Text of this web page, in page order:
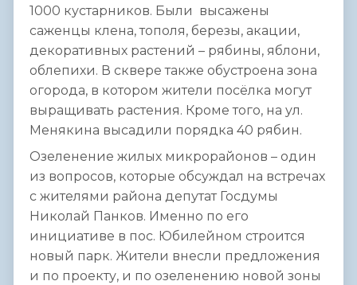
1000 кустарников. Были высажены
саженцы клена, тополя, березы, акации,
декоративных растений – рябины, яблони,
облепихи. В сквере также обустроена зона
огорода, в котором жители посёлка могут
выращивать растения. Кроме того, на ул.
Менякина высадили порядка 40 рябин.
Озеленение жилых микрорайонов – один
из вопросов, которые обсуждал на встречах
с жителями района депутат Госдумы
Николай Панков. Именно по его
инициативе в пос. Юбилейном строится
новый парк. Жители внесли предложения
и по проекту, и по озеленению новой зоны